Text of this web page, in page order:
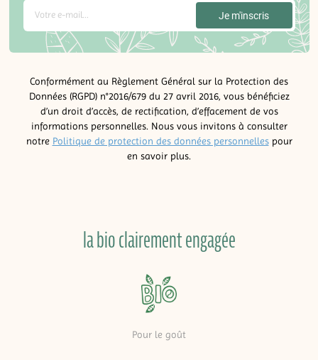
Conformément au Règlement Général sur la Protection des
Données (RGPD) n°2016/679 du 27 avril 2016, vous bénéficiez
d’un droit d’accès, de rectification, d’effacement de vos
informations personnelles. Nous vous invitons à consulter
notre Politique de protection des données personnellespour
en savoir plus.
la bio clairement engagée
Pour le goût